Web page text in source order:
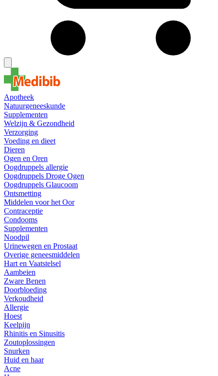
Apotheek
Natuurgeneeskunde
Supplementen
Welzijn & Gezondheid
Verzorging
Voeding en dieet
Dieren
Ogen en Oren
Oogdruppels allergie
Oogdruppels Droge Ogen
Oogdruppels Glaucoom
Ontsmetting
Middelen voor het Oor
Contraceptie
Condooms
Supplementen
Noodpil
Urinewegen en Prostaat
Overige geneesmiddelen
Hart en Vaatstelsel
Aambeien
Zware Benen
Doorbloeding
Verkoudheid
Allergie
Hoest
Keelpijn
Rhinitis en Sinusitis
Zoutoplossingen
Snurken
Huid en haar
Acne